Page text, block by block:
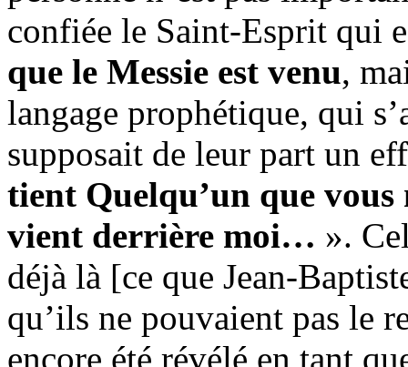
confiée le Saint-Esprit qui
que le Messie est venu,
langage prophétique, qui
supposait de leur part un
tient Quelqu’un que vous
vient derrière moi… ».
déjà là [ce que Jean-
qu’ils ne pouvaient pas le
encore été révélé en tant